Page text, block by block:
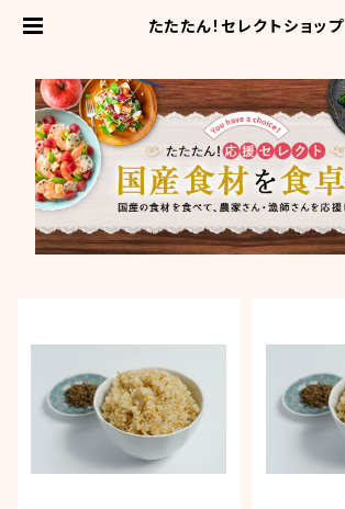
たたたん！セレクトショップ